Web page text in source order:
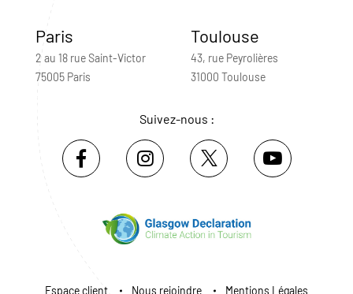
Paris
2 au 18 rue Saint-Victor
75005 Paris
Toulouse
43, rue Peyrolières
31000 Toulouse
Suivez-nous :
Espace client Nous rejoindre Mentions Légales